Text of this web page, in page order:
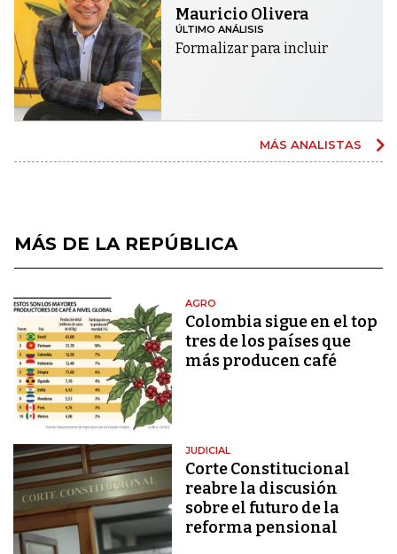
Mauricio Olivera
ÚLTIMO ANÁLISIS
Formalizar para incluir
MÁS ANALISTAS
MÁS DE LA REPÚBLICA
AGRO
Colombia sigue en el top
tres de los países que
más producen café
JUDICIAL
Corte Constitucional
reabre la discusión
sobre el futuro de la
reforma pensional